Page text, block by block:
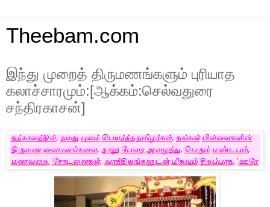
Theebam.com
இந்து முறைத் திருமணங்களும் புரியாத
கலாச்சாரமும்:[ஆக்கம்:செல்வதுரை
சந்திரகாசன்]